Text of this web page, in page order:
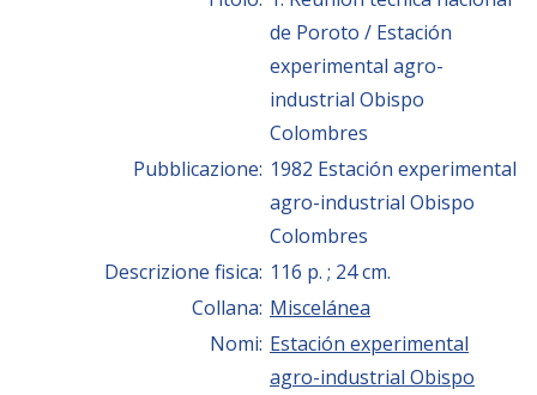
de Poroto / Estación
experimental agro-
industrial Obispo
Colombres
Pubblicazione: 1982 Estación experimental
agro-industrial Obispo
Colombres
Descrizione fisica: 116 p. ; 24 cm.
Collana: Miscelánea
Nomi: Estación experimental
agro-industrial Obispo